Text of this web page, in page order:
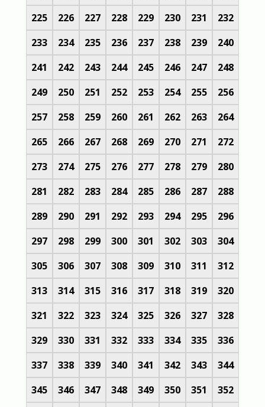
225
226 227 228 229 230 231
232
233
234 235 236 237 238 239
240
241
242 243 244 245 246 247
248
249
250 251 252 253 254 255
256
257
258 259 260 261 262 263
264
265
266 267 268 269 270 271
272
273
274 275 276 277 278 279
280
281
282 283 284 285 286 287
288
289
290 291 292 293 294 295
296
297
298 299 300 301 302 303
304
305
306 307 308 309 310 311
312
313
314 315 316 317 318 319
320
321
322 323 324 325 326 327
328
329
330 331 332 333 334 335
336
337
338 339 340 341 342 343
344
345
346 347 348 349 350 351 352